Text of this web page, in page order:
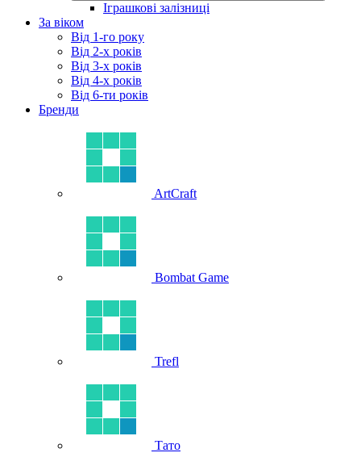
Іграшкові залізниці
За віком
Від 1-го року
Від 2-х років
Від 3-х років
Від 4-х років
Від 6-ти років
Бренди
ArtCraft
Bombat Game
Trefl
Тато